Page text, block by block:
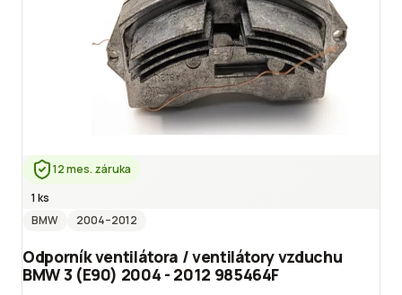
12 mes. záruka
1 ks
BMW
2004–2012
Odporník ventilátora / ventilátory vzduchu
BMW 3 (E90) 2004 - 2012 985464F